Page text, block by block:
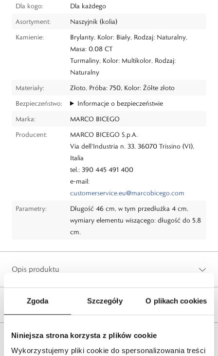
Zgoda Szczegóły O plikach cookies
Niniejsza strona korzysta z plików cookie
Wykorzystujemy pliki cookie do spersonalizowania treści
Dla kogo:
Dla każdego
Asortyment:
Naszyjnik (kolia)
Kamienie:
Brylanty, Kolor: Biały, Rodzaj: Naturalny,
Masa: 0.08 CT
Turmaliny, Kolor: Multikolor, Rodzaj:
Naturalny
Materiały:
Złoto, Próba: 750, Kolor: Żółte złoto
Bezpieczeństwo:
Informacje o bezpieczeństwie
Marka:
MARCO BICEGO
Producent:
MARCO BICEGO S.p.A.
Via dell'Industria n. 33, 36070 Trissino (VI),
Italia
tel.: 390 445 491 400
e-mail:
customerservice.eu@marcobicego.com
Parametry:
Długość 46 cm, w tym przedłużka 4 cm,
wymiary elementu wiszącego: długość do 5,8
cm.
Opis produktu
Wysyłka
Reklamacje i zwroty